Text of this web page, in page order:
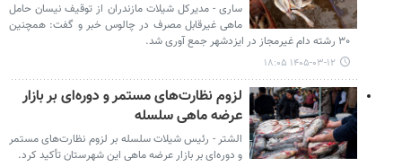
ساری - مدیرکل شیلات مازندران از توقیف نیسان حامل
ماهی غیرقابل مصرف در چالوس خبر و گفت: همچنین
۳۰ رشته دام غیرمجاز در ایزدشهر جمع آوری شد.
۱۴۰۵-۰۳-۱۲ ۱۸:۰۵
لزوم نظارت‌های مستمر و دوره‌ای بر بازار
عرضه ماهی سلسله
الشتر - رئیس شیلات سلسله بر لزوم نظارت‌های مستمر
و دوره‌ای بر بازار عرضه ماهی این شهرستان تأکید کرد.